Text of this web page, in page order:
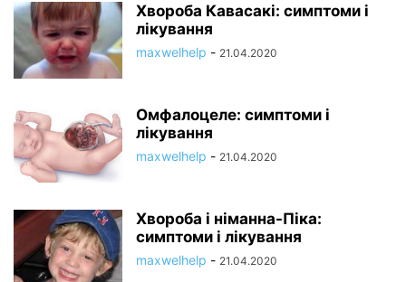
Хвороба Кавасакі: симптоми і
лікування
maxwelhelp - 21.04.2020
Омфалоцеле: симптоми і
лікування
maxwelhelp - 21.04.2020
Хвороба і німанна-Піка:
симптоми і лікування
maxwelhelp - 21.04.2020